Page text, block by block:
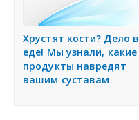
Хрустят кости? Дело в
еде! Мы узнали, какие
продукты навредят
вашим суставам